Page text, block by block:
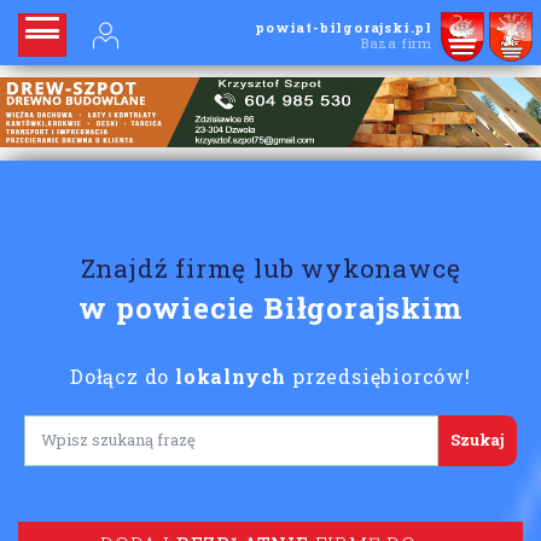
powiat-bilgorajski.pl
Baza firm
Znajdź firmę lub wykonawcę
w powiecie Biłgorajskim
Dołącz do lokalnych przedsiębiorców!
Lorem ipsum